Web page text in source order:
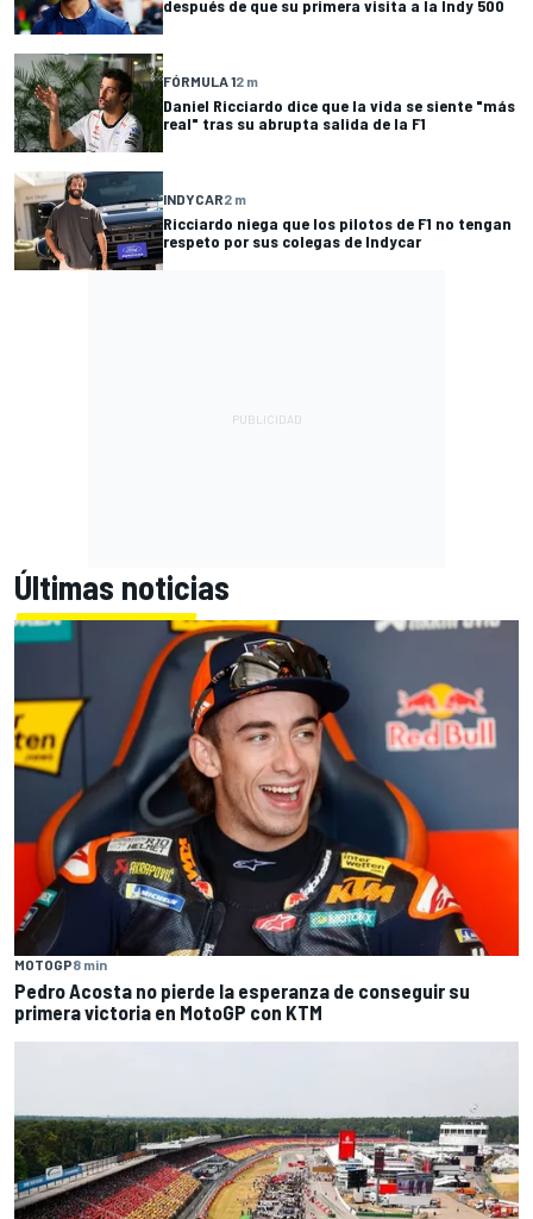
después de que su primera visita a la Indy 500
FÓRMULA 12 m
Daniel Ricciardo dice que la vida se siente "más
real" tras su abrupta salida de la F1
INDYCAR2 m
Ricciardo niega que los pilotos de F1 no tengan
respeto por sus colegas de Indycar
Últimas noticias
MOTOGP8 min
Pedro Acosta no pierde la esperanza de conseguir su
primera victoria en MotoGP con KTM